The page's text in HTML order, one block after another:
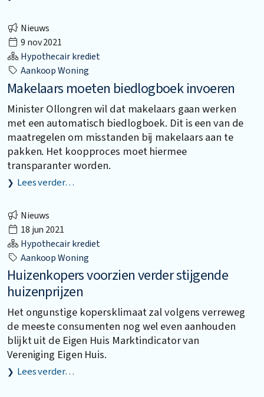
Nieuws
9 nov 2021
Hypothecair krediet
Aankoop Woning
Makelaars moeten biedlogboek invoeren
Minister Ollongren wil dat makelaars gaan werken
met een automatisch biedlogboek. Dit is een van de
maatregelen om misstanden bij makelaars aan te
pakken. Het koopproces moet hiermee
transparanter worden.
Lees verder…
Nieuws
18 jun 2021
Hypothecair krediet
Aankoop Woning
Huizenkopers voorzien verder stijgende
huizenprijzen
Het ongunstige kopersklimaat zal volgens verreweg
de meeste consumenten nog wel even aanhouden
blijkt uit de Eigen Huis Marktindicator van
Vereniging Eigen Huis.
Lees verder…